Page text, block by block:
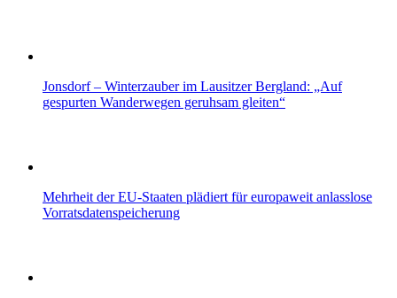
Jonsdorf – Winterzauber im Lausitzer Bergland: „Auf
gespurten Wanderwegen geruhsam gleiten“
Mehrheit der EU-Staaten plädiert für europaweit anlasslose
Vorratsdatenspeicherung